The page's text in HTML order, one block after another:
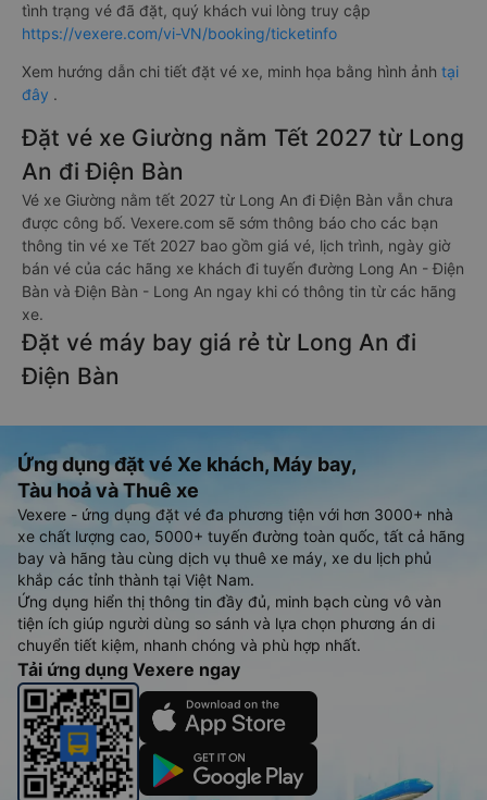
tình trạng vé đã đặt, quý khách vui lòng truy cập
https://vexere.com/vi-VN/booking/ticketinfo
Xem hướng dẫn chi tiết đặt vé xe, minh họa bằng hình ảnh tại
đây .
Đặt vé xe Giường nằm Tết 2027 từ Long
An đi Điện Bàn
Vé xe Giường nằm tết 2027 từ Long An đi Điện Bàn vẫn chưa
được công bố. Vexere.com sẽ sớm thông báo cho các bạn
thông tin vé xe Tết 2027 bao gồm giá vé, lịch trình, ngày giờ
bán vé của các hãng xe khách đi tuyến đường Long An - Điện
Bàn và Điện Bàn - Long An ngay khi có thông tin từ các hãng
xe.
Đặt vé máy bay giá rẻ từ Long An đi
Điện Bàn
Ứng dụng đặt vé Xe khách, Máy bay,
Tàu hoả và Thuê xe
Vexere - ứng dụng đặt vé đa phương tiện với hơn 3000+ nhà
xe chất lượng cao, 5000+ tuyến đường toàn quốc, tất cả hãng
bay và hãng tàu cùng dịch vụ thuê xe máy, xe du lịch phủ
khắp các tỉnh thành tại Việt Nam.
Ứng dụng hiển thị thông tin đầy đủ, minh bạch cùng vô vàn
tiện ích giúp người dùng so sánh và lựa chọn phương án di
chuyển tiết kiệm, nhanh chóng và phù hợp nhất.
Tải ứng dụng Vexere ngay